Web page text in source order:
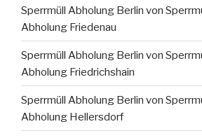
Sperrmüll Abholung Berlin von
Abholung Friedenau
Sperrmüll Abholung Berlin von
Abholung Friedrichshain
Sperrmüll Abholung Berlin von
Abholung Hellersdorf